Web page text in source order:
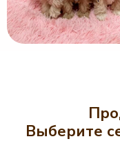
Выберите